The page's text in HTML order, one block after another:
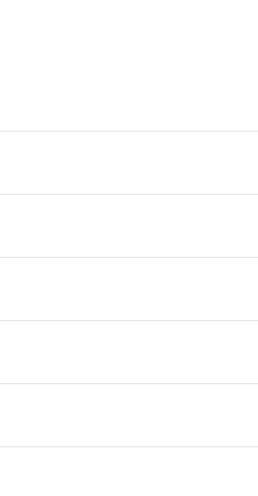
Ferienwohnungen in Bayern
Ferienwohnungen in Mecklenburgische
Ferienwohnungen in Bayern
Ferienwohnungen in Mecklenburgische
Ferienwohnungen für Skiurlaub in
Ferienwohnungen für Skiurlaub in
Ferienwohnung mit Pool in Schleswig-